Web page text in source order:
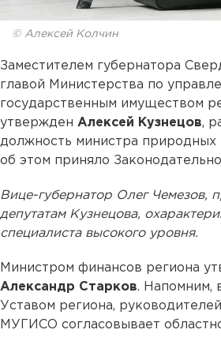
© Алексей Колчин
Заместителем губернатора
главой Министерства по
государственным имуществом
утвержден Алексей Кузнецов,
должность министра природных
об этом приняло
Вице-губернатор Олег Чемезов,
депутатам Кузнецова,
специалиста высокого уровня.
Министром финансов региона
Александр Старков. Напомним,
Уставом региона,
МУГИСО согласовывает